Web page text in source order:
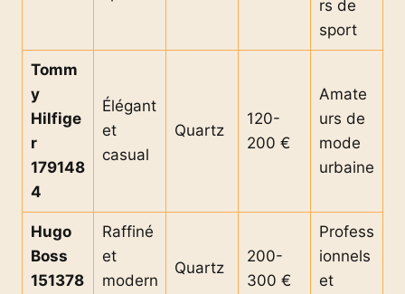
rs de
sport
Tomm
y
Hilfige
r
179148
4
Élégant
et
casual
Quartz
120-
200 €
Amate
urs de
mode
urbaine
Hugo
Boss
151378
Raffiné
et
modern
Quartz
200-
300 €
Profess
ionnels
et